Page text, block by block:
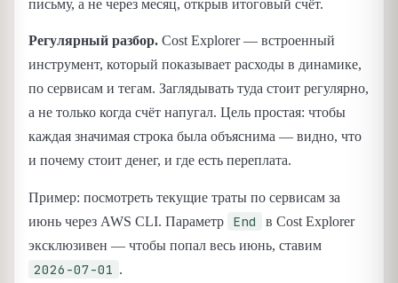
письму, а не через месяц, открыв итоговый счёт.
Регулярный разбор. Cost Explorer — встроенный
инструмент, который показывает расходы в динамике,
по сервисам и тегам. Заглядывать туда стоит регулярно,
а не только когда счёт напугал. Цель простая: чтобы
каждая значимая строка была объяснима — видно, что
и почему стоит денег, и где есть переплата.
Пример: посмотреть текущие траты по сервисам за
июнь через AWS CLI. Параметр
End
в Cost Explorer
эксклюзивен — чтобы попал весь июнь, ставим
2026-07-01 .